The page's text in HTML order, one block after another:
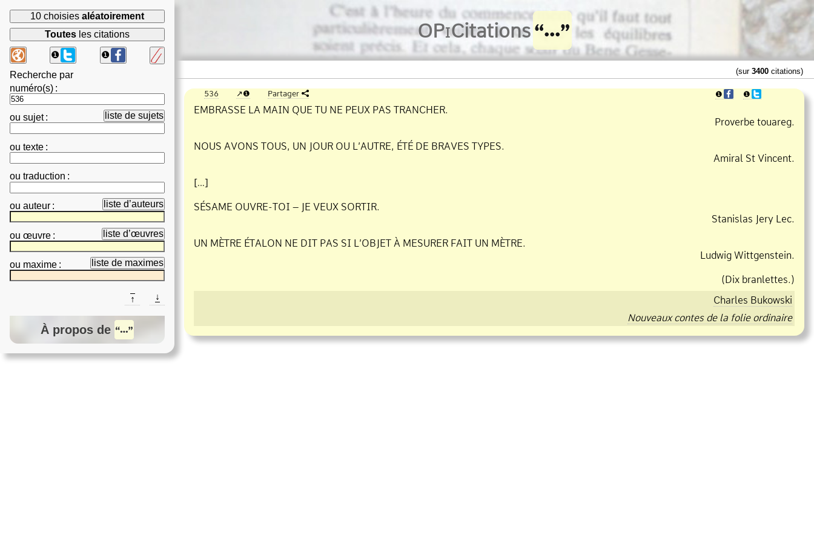
10 choisies aléatoirement
Toutes les citations
❶
❶
Recherche par
numéro(s) :
ou sujet: liste de sujets
ou texte :
ou traduction :
ou auteur : liste d’auteurs
ou œuvre : liste d’œuvres
ou maxime : liste de maximes
↓
↑
À propos de
OPiCitations
(sur 3400 citations)
536 ❶ Partager ❶ ❶
EMBRASSE LA MAIN QUE TU NE PEUX PAS TRANCHER.
Proverbe touareg.
NOUS AVONS TOUS, UN JOUR OU L’AUTRE, ÉTÉ DE BRAVES TYPES.
Amiral St Vincent.
[…]
SÉSAME OUVRE TOI – JE VEUX SORTIR.
Stanislas Jery Lec.
UN MÈTRE ÉTALON NE DIT PAS SI L’OBJET À MESURER FAIT UN MÈTRE.
Ludwig Wittgenstein.
(Dix branlettes.)
Charles Bukowski
Nouveaux contes de la folie ordinaire